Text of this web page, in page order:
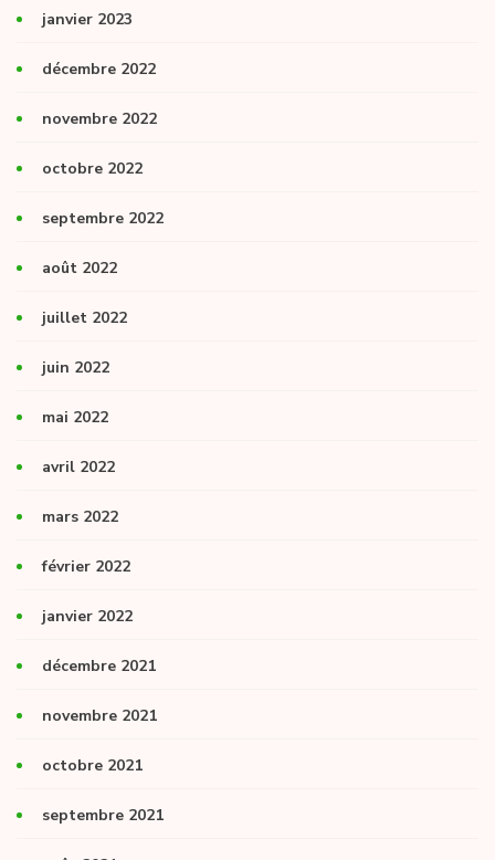
janvier 2023
décembre 2022
novembre 2022
octobre 2022
septembre 2022
août 2022
juillet 2022
juin 2022
mai 2022
avril 2022
mars 2022
février 2022
janvier 2022
décembre 2021
novembre 2021
octobre 2021
septembre 2021